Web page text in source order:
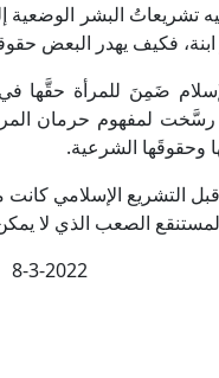
تشريعاتُ البشر
ابنة، فكيف يهدر البعض
ضَمِنَ للمرأة حقَّها في
رسَّخت لمفهوم حرمان
وحقوقَها الشرعية.
التشريع الإسلامي
الصعب الذي لا
8-3-2022